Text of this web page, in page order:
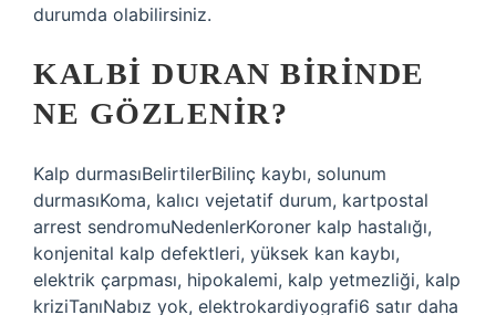
durumda olabilirsiniz.
KALBI DURAN BIRINDE
NE GÖZLENIR?
Kalp durmasıBelirtilerBilinç kaybı, solunum
durmasıKoma, kalıcı vejetatif durum, kartpostal
arrest sendromuNedenlerKoroner kalp hastalığı,
konjenital kalp defektleri, yüksek kan kaybı,
elektrik çarpması, hipokalemi, kalp yetmezliği, kalp
kriziTanıNabız yok, elektrokardiyografi6 satır daha